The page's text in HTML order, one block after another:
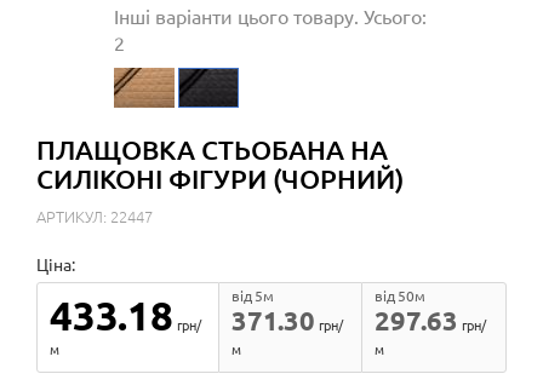
Інші варіанти цього товару. Усього:
2
ПЛАЩОВКА СТЬОБАНА НА
СИЛІКОНІ ФІГУРИ (ЧОРНИЙ)
АРТИКУЛ: 22447
Ціна:
433.18 грн/
м
371.30
від 5м
грн/
м
297.63
від 50м
грн/
м